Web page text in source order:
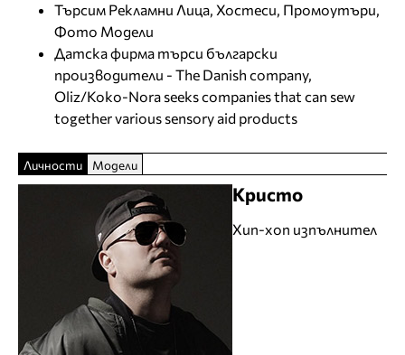
Търсим Рекламни Лица, Хостеси, Промоутъри,
Фото Модели
Датска фирма търси български
производители - The Danish company,
Oliz/Koko-Nora seeks companies that can sew
together various sensory aid products
Личности Модели
Кристо
Хип-хоп изпълнител